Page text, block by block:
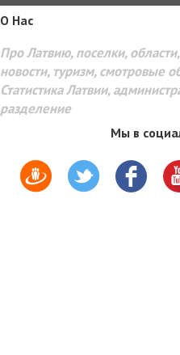
O Hac
Про Латвию, поселки,
новости, туризм, смотровые
Статистика Латвии,
разделение
Мы в